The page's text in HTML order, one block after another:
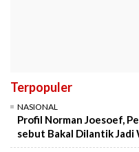
Terpopuler
NASIONAL
Profil Norman Joesoef,
sebut Bakal Dilantik Jadi